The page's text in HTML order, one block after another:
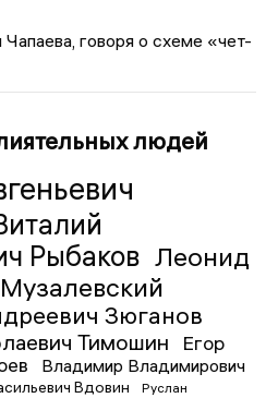
говоря о схеме «чет-
людей
Рыбаков Леонид
Зюганов
Тимошин
Егор
Владимир Владимирович
Вдовин
Руслан